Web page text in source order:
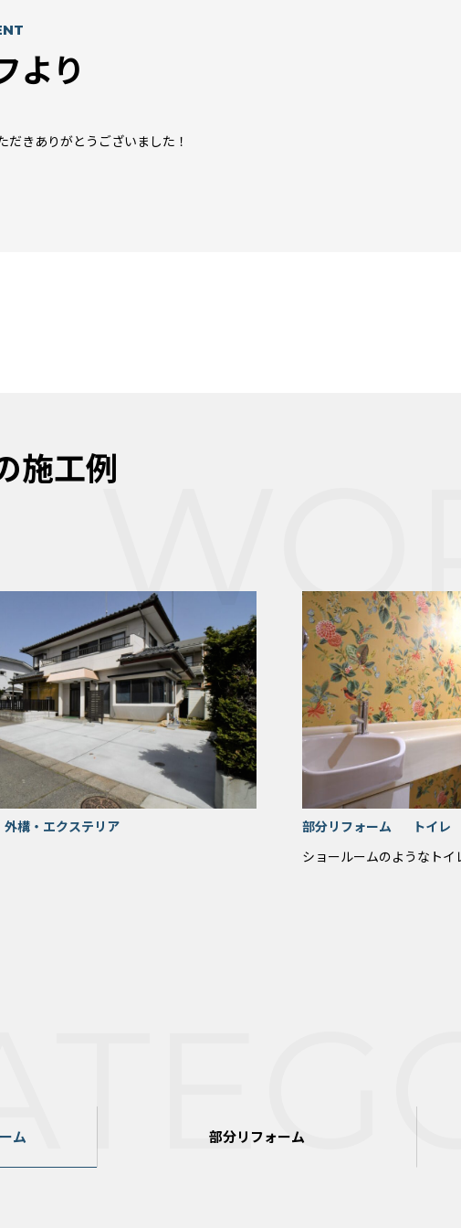
より
だきありがとうございました！
施工例
外構・エクステリア
部分リフォーム
トイレ
ショールームのようなトイ
ム 部分リフォーム